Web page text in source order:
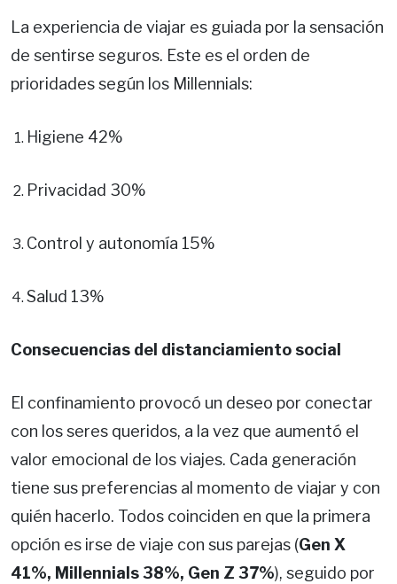
La experiencia de viajar es guiada por la sensación
de sentirse seguros. Este es el orden de
prioridades según los Millennials:
Higiene 42%
Privacidad 30%
Control y autonomía 15%
Salud 13%
Consecuencias del distanciamiento social
El confinamiento provocó un deseo por conectar
con los seres queridos, a la vez que aumentó el
valor emocional de los viajes. Cada generación
tiene sus preferencias al momento de viajar y con
quién hacerlo. Todos coinciden en que la primera
opción es irse de viaje con sus parejas (Gen X
41%, Millennials 38%, Gen Z 37%), seguido por